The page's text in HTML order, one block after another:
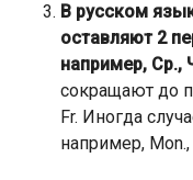
В русском
оставляют 2
например, Ср.,
сокращают до
Fr. Иногда
например, Mon.,